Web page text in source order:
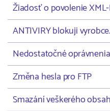
Žiadosť o povolenie
ANTIVIRY blokuji
Nedostatočné
Změna hesla pro FTP
Smazání veškerého